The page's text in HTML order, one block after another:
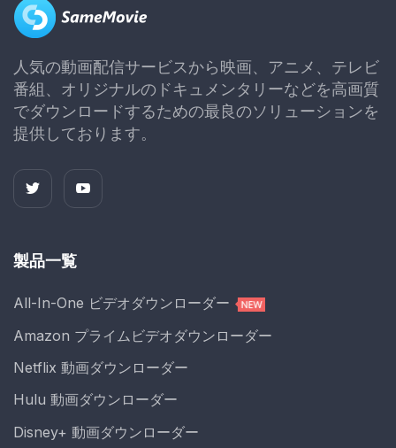
人気の動画配信サービスから映画、アニメ、テレビ
番組、オリジナルのドキュメンタリーなどを高画質
でダウンロードするための最良のソリューションを
提供しております。
製品一覧
All-In-One ビデオダウンローダー
Amazon プライムビデオダウンローダー
Netflix 動画ダウンローダー
Hulu 動画ダウンローダー
Disney+ 動画ダウンローダー